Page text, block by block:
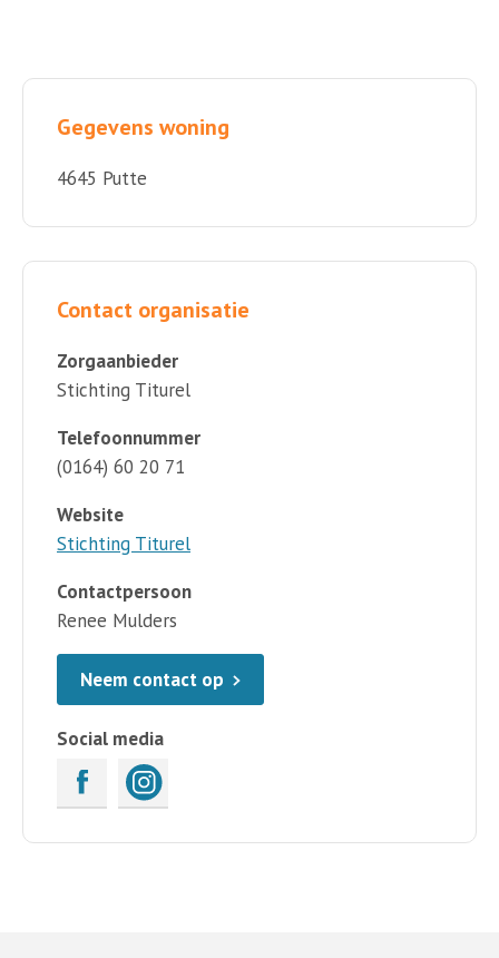
Gegevens woning
4645 Putte
Contact organisatie
Zorgaanbieder
Stichting Titurel
Telefoonnummer
(0164) 60 20 71
Website
Stichting Titurel
Contactpersoon
Renee Mulders
Neem contact op
Social media